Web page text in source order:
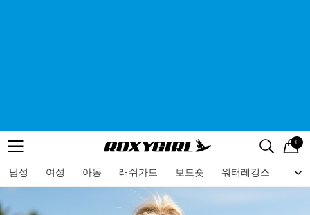
메뉴 검색
로고 0
남성 여성 아동 래쉬가드 보드숏 워터레깅스 비
메뉴